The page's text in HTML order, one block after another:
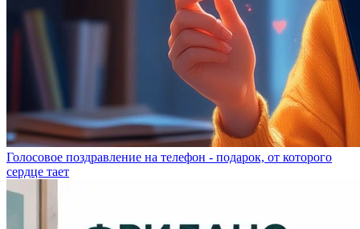
Голосовое поздравление на телефон - подарок, от которого
сердце тает